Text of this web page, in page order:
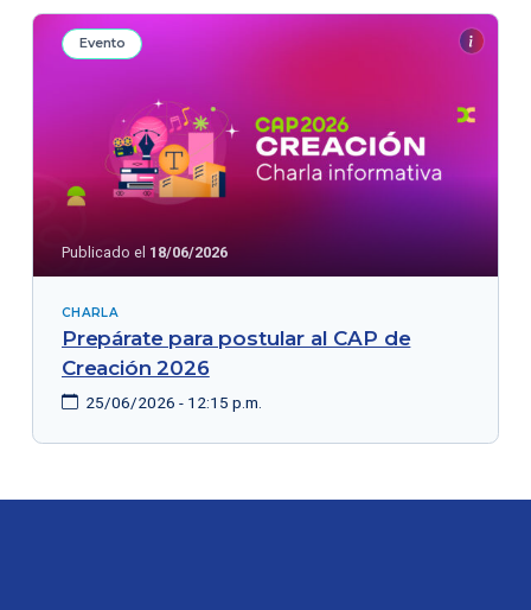
Evento
Publicado el 18/06/2026
CHARLA
Prepárate para postular al CAP de
Creación 2026
25/06/2026 - 12:15 p.m.